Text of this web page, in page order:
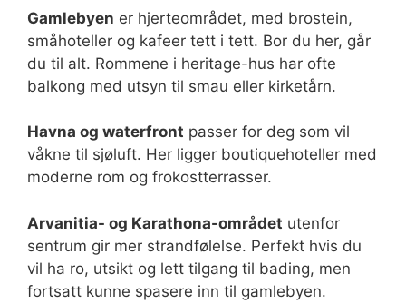
Gamlebyen er hjerteområdet, med brostein,
småhoteller og kafeer tett i tett. Bor du her, går
du til alt. Rommene i heritage-hus har ofte
balkong med utsyn til smau eller kirketårn.
Havna og waterfront passer for deg som vil
våkne til sjøluft. Her ligger boutiquehoteller med
moderne rom og frokostterrasser.
Arvanitia- og Karathona-området utenfor
sentrum gir mer strandfølelse. Perfekt hvis du
vil ha ro, utsikt og lett tilgang til bading, men
fortsatt kunne spasere inn til gamlebyen.